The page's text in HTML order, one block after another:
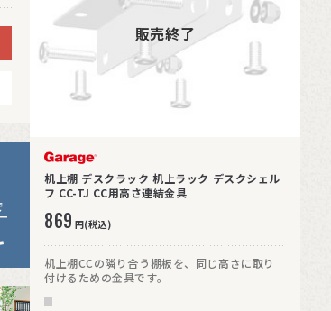
販売終了
机上棚 デスクラック 机上ラック デスクシェル
フ CC-TJ CC用高さ連結金具
869 円(税込)
机上棚CCの隣り合う棚板を、同じ高さに取り
付けるための金具です。